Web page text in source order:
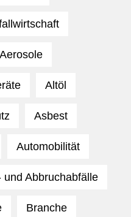
Aerosole
Altöl
Asbest
Automobilität
und Abbruchabfälle
Branche